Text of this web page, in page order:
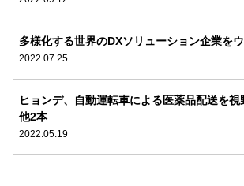
多様化する世界のDXソリューション企業を
2022.07.25
ヒョンデ、自動運転車による医薬品配送を
他2本
2022.05.19